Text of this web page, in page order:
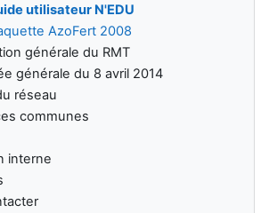
utilisateur N'EDU
AzoFert 2008
générale du RMT
générale du 8 avril 2014
réseau
communes
interne